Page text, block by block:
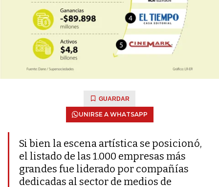
GUARDAR
UNIRSE A WHATSAPP
Si bien la escena artística se posicionó,
el listado de las 1.000 empresas más
grandes fue liderado por compañías
dedicadas al sector de medios de